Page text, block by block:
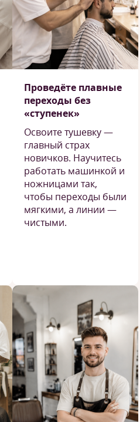
Проведёте плавные
переходы без
«ступенек»
Освоите тушевку —
главный страх
новичков. Научитесь
работать машинкой и
ножницами так,
чтобы переходы были
мягкими, а линии —
чистыми.